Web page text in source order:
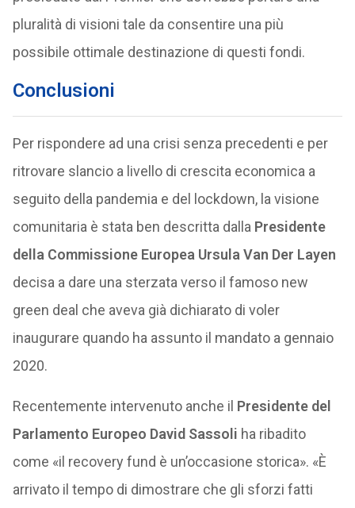
pluralità di visioni tale da consentire una più
possibile ottimale destinazione di questi fondi.
Conclusioni
Per rispondere ad una crisi senza precedenti e per
ritrovare slancio a livello di crescita economica a
seguito della pandemia e del lockdown, la visione
comunitaria è stata ben descritta dalla Presidente
della Commissione Europea Ursula Van Der Layen
decisa a dare una sterzata verso il famoso new
green deal che aveva già dichiarato di voler
inaugurare quando ha assunto il mandato a gennaio
2020.
Recentemente intervenuto anche il Presidente del
Parlamento Europeo David Sassoli ha ribadito
come «il recovery fund è un’occasione storica». «È
arrivato il tempo di dimostrare che gli sforzi fatti